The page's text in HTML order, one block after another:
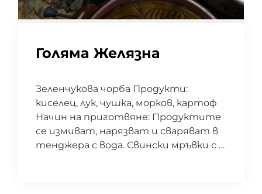
Голяма Желязна
Зеленчукова чорба Продукти:
киселец, лук, чушка, морков, картоф
Начин на приготвяне: Продуктите
се измиват, нарязват и сваряват в
тенджера с вода. Свински мръвки с …